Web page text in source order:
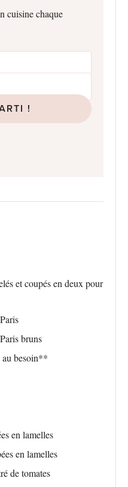
cuisine chaque
!
et coupés en deux pour
bruns
au besoin**
en lamelles
en lamelles
de tomates